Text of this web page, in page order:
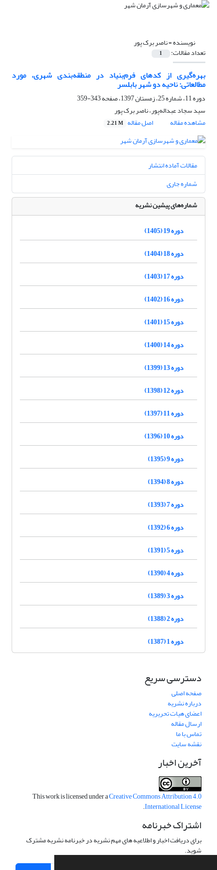
نویسنده =ناصر برک پور
تعداد مقالات: 1
بهره‌گیری از کدهای فرم‌بنیاد در منطقه‌بندی شهری، مورد
مطالعاتی: ناحیه دو شهر بابلسر
دوره 11، شماره 25، زمستان 1397، صفحه
343-359
سید سجاد عبداله‌پور، ناصر برک پور
مشاهده مقاله
اصل مقاله 2.21 M
مقالات آماده انتشار
شماره جاری
شماره‌های پیشین نشریه
دوره 19 (1405)
دوره 18 (1404)
دوره 17 (1403)
دوره 16 (1402)
دوره 15 (1401)
دوره 14 (1400)
دوره 13 (1399)
دوره 12 (1398)
دوره 11 (1397)
دوره 10 (1396)
دوره 9 (1395)
دوره 8 (1394)
دوره 7 (1393)
دوره 6 (1392)
دوره 5 (1391)
دوره 4 (1390)
دوره 3 (1389)
دوره 2 (1388)
دوره 1 (1387)
دسترسی سریع
صفحه اصلی
درباره نشریه
اعضای هیات تحریریه
ارسال مقاله
تماس با ما
نقشه سایت
آخرین اخبار
This work is licensed under aCreative Commons Attribution 4.0
International License
.
اشتراک خبرنامه
برای دریافت اخبار و اطلاعیه های مهم نشریه در خبرنامه نشریه مشترک
شوید.